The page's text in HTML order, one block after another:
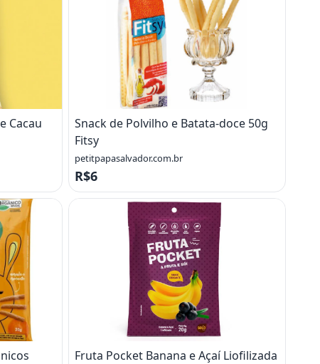
Cacau
Snack de Polvilho e Batata-doce 50g
Fitsy
petitpapasalvador.com.br
R$6
Fruta Pocket Banana e Açaí Liofilizada